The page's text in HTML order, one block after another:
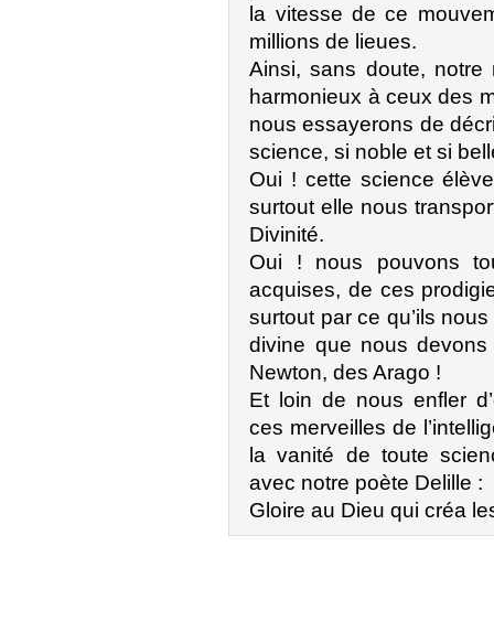
la vitesse de ce
millions de lieues.
Ainsi, sans doute, notre
harmonieux à ceux des
nous essayerons de
science, si noble et si
Oui ! cette science
surtout elle nous
Divinité.
Oui ! nous pouvons
acquises, de ces
surtout par ce qu’ils
divine que nous
Newton, des Arago !
Et loin de nous enfler
ces merveilles de
la vanité de toute
avec notre poète Delille :
Gloire au Dieu qui créa